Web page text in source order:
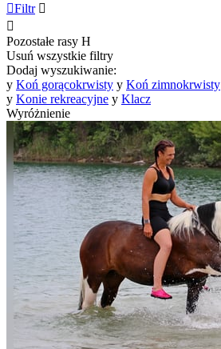
Filtr 

Pozostałe rasy H
Usuń wszystkie filtry
Dodaj wyszukiwanie:
y Koń gorącokrwisty y Koń zimnokrwisty
y Konie rekreacyjne y Klacz
Wyróżnienie